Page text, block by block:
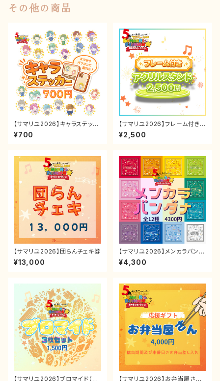
その他の商品
【サマリユ2026】キャラステッカ
ー
¥700
【サマリユ2026】フレーム付きア
クリルスタンド
¥2,500
【サマリユ2026】団らんチェキ券
¥13,000
【サマリユ2026】メンカラバンダ
ナ
¥4,300
【サマリユ2026】ブロマイド（3
【サマリユ2026】お弁当屋さん